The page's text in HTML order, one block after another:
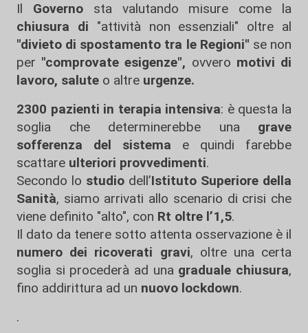
Il Governosta valutando misure come la
chiusura di "attività non essenziali" oltre al
"divieto di spostamento tra le Regioni" se non
per "comprovate esigenze", ovvero motivi di
lavoro, salute o altre urgenze.
2300 pazienti in terapia intensiva: è questa la
soglia che determinerebbe una grave
sofferenza del sistema e quindi farebbe
scattare ulteriori provvedimenti.
Secondo lo studio dell’Istituto Superiore della
Sanità, siamo arrivati allo scenario di crisi che
viene definito "alto", con Rt oltre l’1,5.
Il dato da tenere sotto attenta osservazione è il
numero dei ricoverati gravi, oltre una certa
soglia si procederà ad unagraduale chiusura,
fino addirittura ad un nuovo lockdown.
.